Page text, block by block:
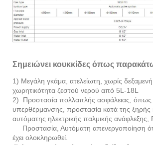
Σημειώνει κουκκίδες όπως
1) Μεγάλη γκάμα, ατελείωτη, χωρίς
χωρητικότητα ζεστού νερού από 5L-18L
2) Προστασία πολλαπλής ασφάλειας, όπως
υπερθέρμανσης, προστασία κατά της
αυτόματης ηλεκτρικής παλμικής
Προστασία, Αυτόματη απενεργοποίηση
έχει ολοκληρωθεί.